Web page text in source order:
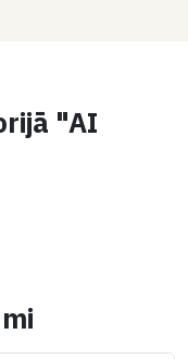
"AI